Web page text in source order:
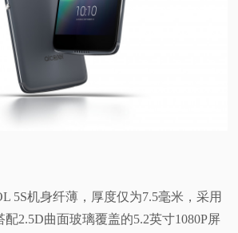
5S机身纤薄，厚度仅为7.5毫米，采用
2.5D曲面玻璃覆盖的5.2英寸1080P屏